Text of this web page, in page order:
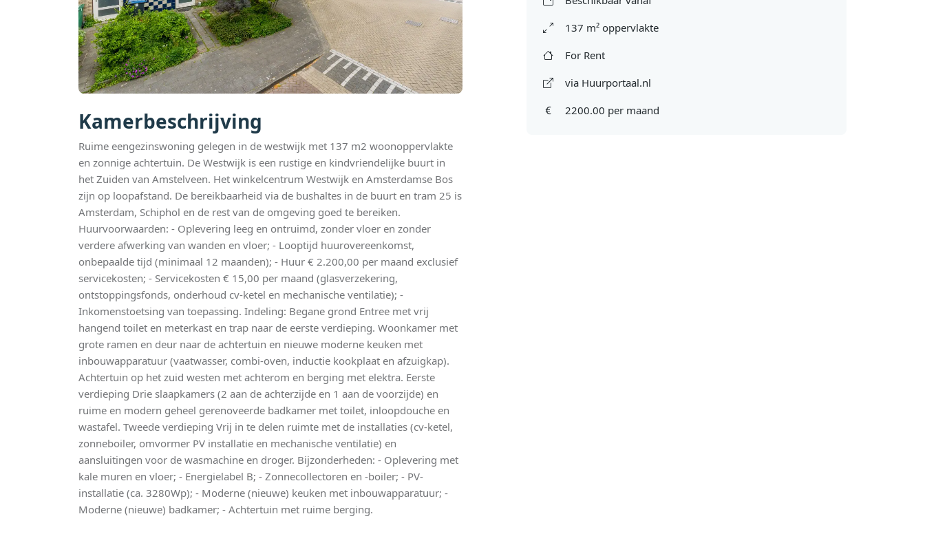
Kamerbeschrijving
Ruime eengezinswoning gelegen in de westwijk met 137 m2 woonoppervlakte
en zonnige achtertuin. De Westwijk is een rustige en kindvriendelijke buurt in
het Zuiden van Amstelveen. Het winkelcentrum Westwijk en Amsterdamse Bos
zijn op loopafstand. De bereikbaarheid via de bushaltes in de buurt en tram 25 is
Amsterdam, Schiphol en de rest van de omgeving goed te bereiken.
Huurvoorwaarden: - Oplevering leeg en ontruimd, zonder vloer en zonder
verdere afwerking van wanden en vloer; - Looptijd huurovereenkomst,
onbepaalde tijd (minimaal 12 maanden); - Huur € 2.200,00 per maand exclusief
servicekosten; - Servicekosten € 15,00 per maand (glasverzekering,
ontstoppingsfonds, onderhoud cv-ketel en mechanische ventilatie); -
Inkomenstoetsing van toepassing. Indeling: Begane grond Entree met vrij
hangend toilet en meterkast en trap naar de eerste verdieping. Woonkamer met
grote ramen en deur naar de achtertuin en nieuwe moderne keuken met
inbouwapparatuur (vaatwasser, combi-oven, inductie kookplaat en afzuigkap).
Achtertuin op het zuid westen met achterom en berging met elektra. Eerste
verdieping Drie slaapkamers (2 aan de achterzijde en 1 aan de voorzijde) en
ruime en modern geheel gerenoveerde badkamer met toilet, inloopdouche en
wastafel. Tweede verdieping Vrij in te delen ruimte met de installaties (cv-ketel,
zonneboiler, omvormer PV installatie en mechanische ventilatie) en
aansluitingen voor de wasmachine en droger. Bijzonderheden: - Oplevering met
kale muren en vloer; - Energielabel B; - Zonnecollectoren en -boiler; - PV-
installatie (ca. 3280Wp); - Moderne (nieuwe) keuken met inbouwapparatuur; -
Moderne (nieuwe) badkamer; - Achtertuin met ruime berging.
137 m² oppervlakte
For Rent
via Huurportaal.nl
2200.00 per maand